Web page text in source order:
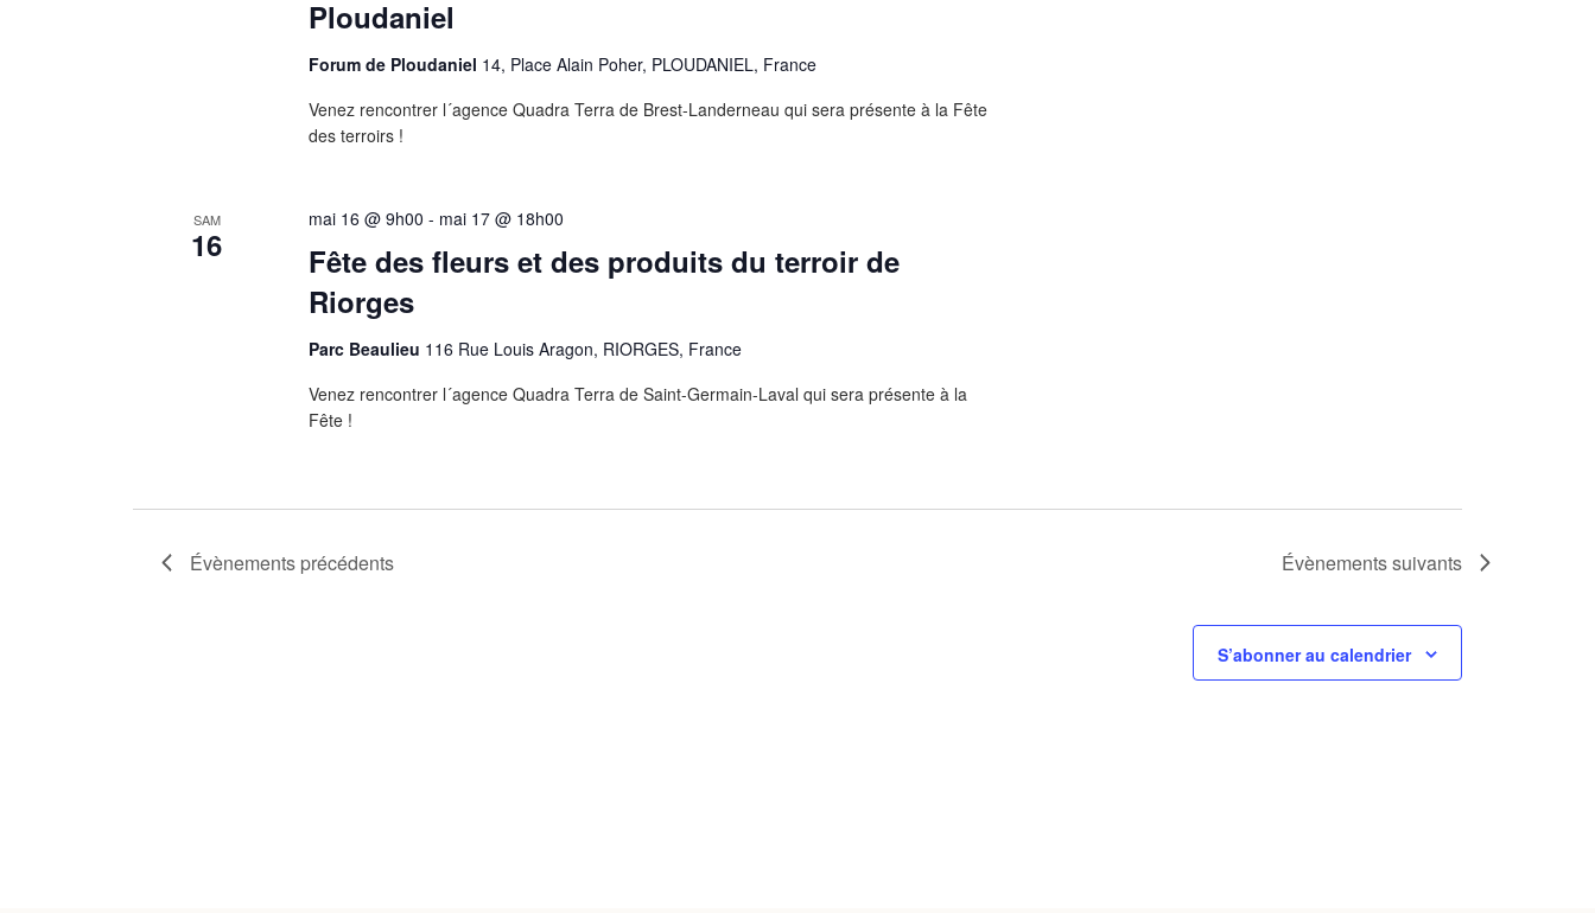
Ploudaniel
Forum de Ploudaniel 14, Place Alain Poher, PLOUDANIEL, France
Venez rencontrer l´agence Quadra Terra de Brest-Landerneau qui sera présente à la Fête
des terroirs !
SAM
16
Fête des fleurs et des produits du terroir de
Riorges
mai 16 @ 9h00 - mai 17 @ 18h00
Parc Beaulieu 116 Rue Louis Aragon, RIORGES, France
Venez rencontrer l´agence Quadra Terra de Saint-Germain-Laval qui sera présente à la
Fête !
Évènements précédents Évènementssuivants
S’abonner au calendrier